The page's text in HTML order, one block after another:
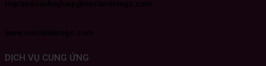
DỊCH VỤ CUNG ỨNG